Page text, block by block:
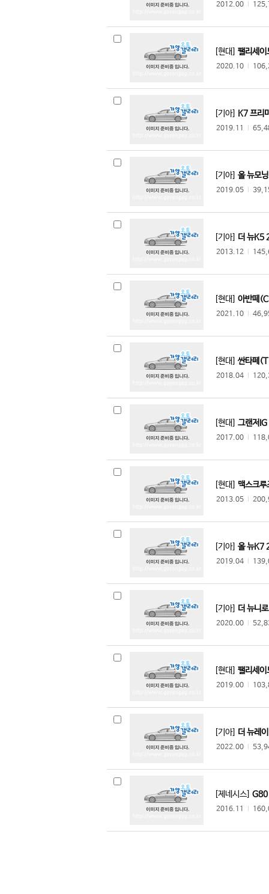
2012.00 l
[현대] 팰리세
2020.10 l
[기아] K7 프리
2019.11 l
[기아] 올 뉴모
2019.05 l
[기아] 더 뉴K5
2013.12 l
[현대] 아반떼
2021.10 l
[현대]싼타페
2018.04 l
[현대] 그랜저
2017.00 l
[현대] 맥스크
2013.05 l
[기아] 올 뉴K7
2019.04 l
[기아] 더 뉴니
2020.00 l
[현대] 팰리세
2019.00 l
[기아] 더 뉴레
2022.00 l
[제네시스]
2016.11 l